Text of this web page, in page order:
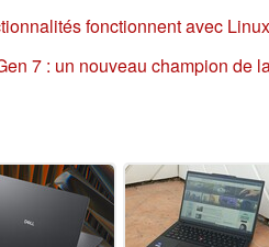
fonctionnent avec
7 : un nouveau champion de